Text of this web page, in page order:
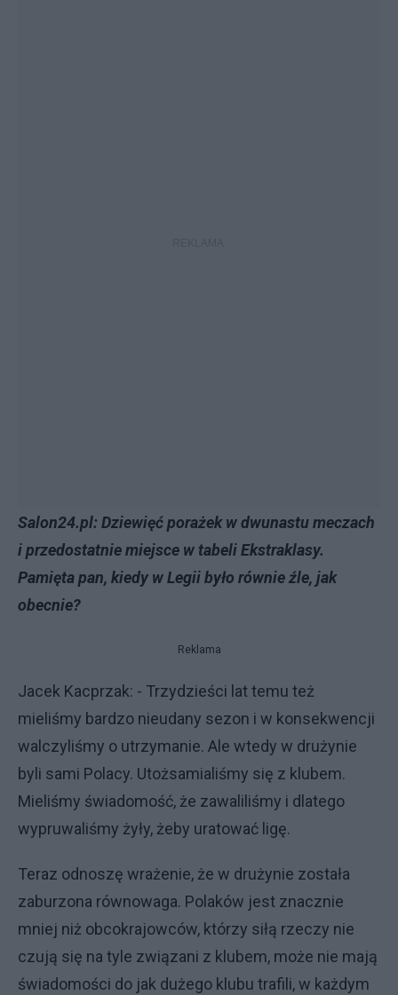
Salon24.pl: Dziewięć porażek w dwunastu meczach
i przedostatnie miejsce w tabeli Ekstraklasy.
Pamięta pan, kiedy w Legii było równie źle, jak
obecnie?
Reklama
Jacek Kacprzak: - Trzydzieści lat temu też
mieliśmy bardzo nieudany sezon i w konsekwencji
walczyliśmy o utrzymanie. Ale wtedy w drużynie
byli sami Polacy. Utożsamialiśmy się z klubem.
Mieliśmy świadomość, że zawaliliśmy i dlatego
wypruwaliśmy żyły, żeby uratować ligę.
Teraz odnoszę wrażenie, że w drużynie została
zaburzona równowaga. Polaków jest znacznie
mniej niż obcokrajowców, którzy siłą rzeczy nie
czują się na tyle związani z klubem, może nie mają
świadomości do jak dużego klubu trafili, w każdym